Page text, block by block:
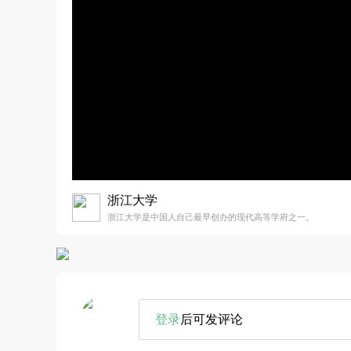
浙江大学
浙江大学是中国人自己最早创办的现代高等学府之一。
登录后可发评论